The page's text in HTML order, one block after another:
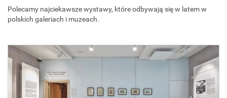
Polecamy najciekawsze wystawy, które odbywają się w latem w
polskich galeriach i muzeach.